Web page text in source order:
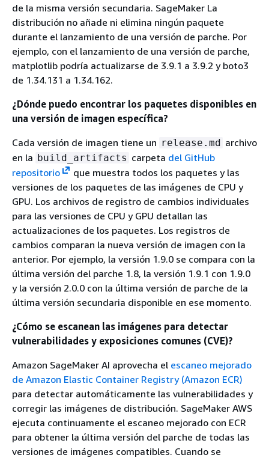
de la misma versión secundaria. SageMaker La
distribución no añade ni elimina ningún paquete
durante el lanzamiento de una versión de parche. Por
ejemplo, con el lanzamiento de una versión de parche,
matplotlib podría actualizarse de 3.9.1 a 3.9.2 y boto3
de 1.34.131 a 1.34.162.
¿Dónde puedo encontrar los paquetes disponibles en
una versión de imagen específica?
Cada versión de imagen tiene un release.md archivo
en la build_artifacts carpeta del GitHub
repositorio
que muestra todos los paquetes y las
versiones de los paquetes de las imágenes de CPU y
GPU. Los archivos de registro de cambios individuales
para las versiones de CPU y GPU detallan las
actualizaciones de los paquetes. Los registros de
cambios comparan la nueva versión de imagen con la
anterior. Por ejemplo, la versión 1.9.0 se compara con la
última versión del parche 1.8, la versión 1.9.1 con 1.9.0
y la versión 2.0.0 con la última versión de parche de la
última versión secundaria disponible en ese momento.
¿Cómo se escanean las imágenes para detectar
vulnerabilidades y exposiciones comunes (CVE)?
Amazon SageMaker AI aprovecha el escaneo mejorado
de Amazon Elastic Container Registry (Amazon ECR)
para detectar automáticamente las vulnerabilidades y
corregir las imágenes de distribución. SageMaker AWS
ejecuta continuamente el escaneo mejorado con ECR
para obtener la última versión del parche de todas las
versiones de imágenes compatibles. Cuando se